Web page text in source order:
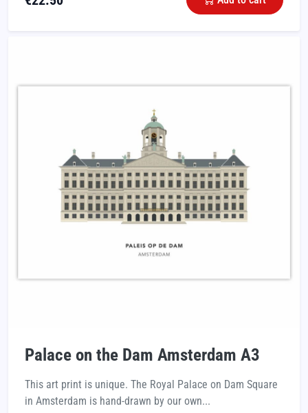
Palace on the Dam Amsterdam A3
This art print is unique. The Royal Palace on Dam Square
in Amsterdam is hand-drawn by our own...